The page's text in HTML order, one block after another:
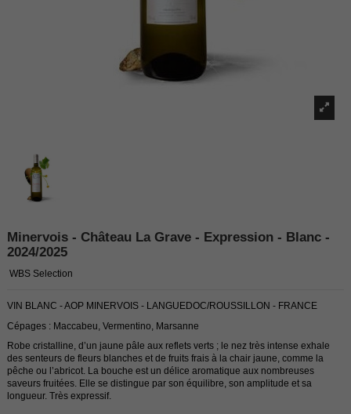
Minervois - Château La Grave - Expression - Blanc -
2024/2025
WBS Selection
VIN BLANC - AOP MINERVOIS - LANGUEDOC/ROUSSILLON - FRANCE
Cépages : Maccabeu, Vermentino, Marsanne
Robe cristalline, d’un jaune pâle aux reflets verts ; le nez très intense exhale
des senteurs de fleurs blanches et de fruits frais à la chair jaune, comme la
pêche ou l’abricot. La bouche est un délice aromatique aux nombreuses
saveurs fruitées. Elle se distingue par son équilibre, son amplitude et sa
longueur. Très expressif.